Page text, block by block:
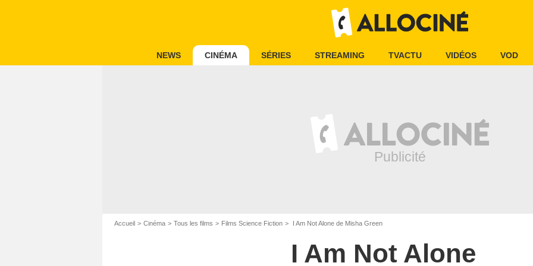
NEWS CINÉMA SÉRIES STREAMING TVACTU VIDÉOS VOD
Accueil Cinéma Tous les films Films Science Fiction I Am Not Alone de Misha Green
I Am Not Alone